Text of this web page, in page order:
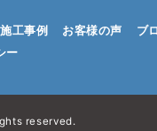
施工事例 お客様の声
ブ
ー
reserved.